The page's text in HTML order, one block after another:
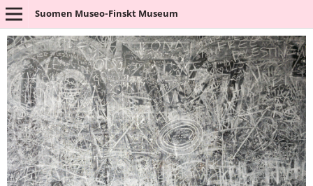
Suomen Museo-Finskt Museum